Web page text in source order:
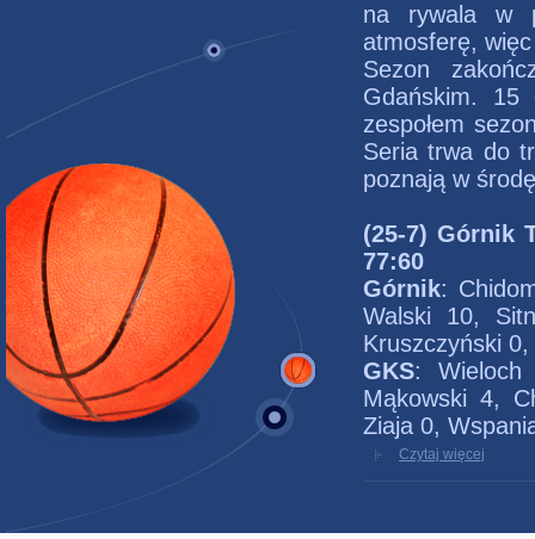
na rywala w
atmosferę,
Sezon
Gdańskim. 15
zespołem
Seria trwa do
poznają w
(25-7) Górnik
77:60
Górnik:
Walski 10,
Kruszczyński
GKS:
Mąkowski 4,
Ziaja 0,
Czytaj więcej